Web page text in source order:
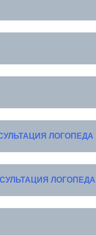
ЛОГОПЕДА
ЛОГОПЕДА